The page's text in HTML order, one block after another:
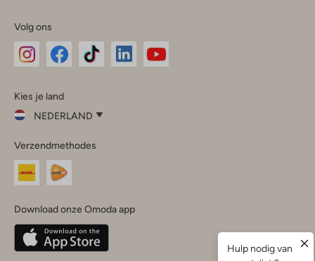
Volg ons
InstagramFacebook
Kies je land
NEDERLAND
je
land
Nederland
Belgique(Français)
Deutschland
Verzendmethodes
Download onze Omoda app